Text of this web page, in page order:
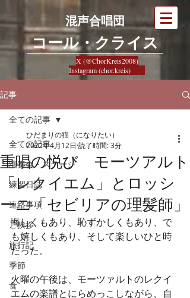
混声合唱団
​コール・クライス
X (@ChorKreis2008)
Instagram (chor.kreis)
記事
全ての記事
演奏会・ステージ
練習日誌
連絡事項
ご挨拶
旅行記
季節
食
全ての記事
重唱の悦び モーツアルト
「レクイエム」とロッシ
ーニ「セビリアの理髪師」
ひだまりの猫（になりたい）
2022年4月12日 読了時間: 3分
悔しくもあり、恥ずかしくもあり、で
も嬉しくもあり、そして楽しいひと時
だった。
火曜の午後は、モーツァルトのレクイ
エムの楽譜とにらめっこしながら、自